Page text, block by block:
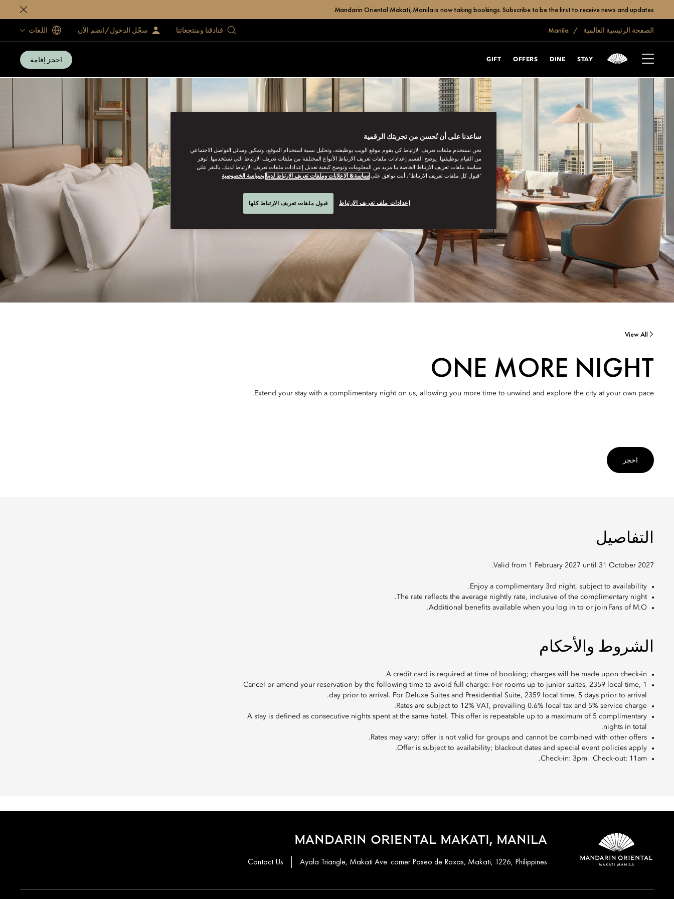
Mandarin Oriental Makati, Manila is now taking bookings. Subscribe to be the first to receive news and updates.
الصفحة الرئيسية العالمية فنادقنا ومنتجعاتنا سجّل الدخول/انضم الآن اللغات
STAY
DINE
OFFERS
GIFT احجز إقامة
View All
ONE MORE NIGHT
Extend your stay with a complimentary night on us, allowing you more time to unwind and explore the city at your own pace.
احجز
التفاصيل
Valid from 1 February 2027 until 31 October 2027.
Enjoy a complimentary 3rd night, subject to availability.
The rate reflects the average nightly rate, inclusive of the complimentary night.
Additional benefits available when you log in to or join Fans of M.O.
الشروط والأحكام
A credit card is required at time of booking; charges will be made upon check-in.
Cancel or amend your reservation by the following time to avoid full charge: For rooms up to junior suites, 2359 local time, 1
day prior to arrival. For Deluxe Suites and Presidential Suite, 2359 local time, 5 days prior to arrival.
Rates are subject to 12% VAT, prevailing 0.6% local tax and 5% service charge.
A stay is defined as consecutive nights spent at the same hotel. This offer is repeatable up to a maximum of 5 complimentary
nights in total.
Rates may vary; offer is not valid for groups and cannot be combined with other offers.
Offer is subject to availability; blackout dates and special event policies apply.
Check-in: 3pm | Check-out: 11am.
MANDARIN ORIENTAL MAKATI, MANILA
Ayala Triangle, Makati Ave. corner Paseo de Roxas, Makati, 1226, Philippines
Contact Us
ساعدنا على أن نُحسن من تجربتك الرقمية
نحن نستخدم ملفات تعريف الارتباط كي يقوم موقع الويب بوظيفته، وتحليل نسبة استخدام الموقع، وتمكين وسائل التواصل الاجتماعي
من القيام بوظيفتها. يوضح القسم إعدادات ملفات تعريف الارتباط الأنواع المختلفة من ملفات تعريف الارتباط التي نستخدمها. توفر
سياسة ملفات تعريف الارتباط الخاصة بنا مزيد من المعلومات وتوضح كيفية تعديل إعدادات ملفات تعريف الارتباط لديك. بالنقر على
“قبول كل ملفات تعريف الارتباط”، أنت توافق على سياسة& الإعلانات وملفات تعريف الارتباط لدينا وسياسة الخصوصية
إعدادات ملف تعريف الارتباط قبول ملفات تعريف الارتباط كلها